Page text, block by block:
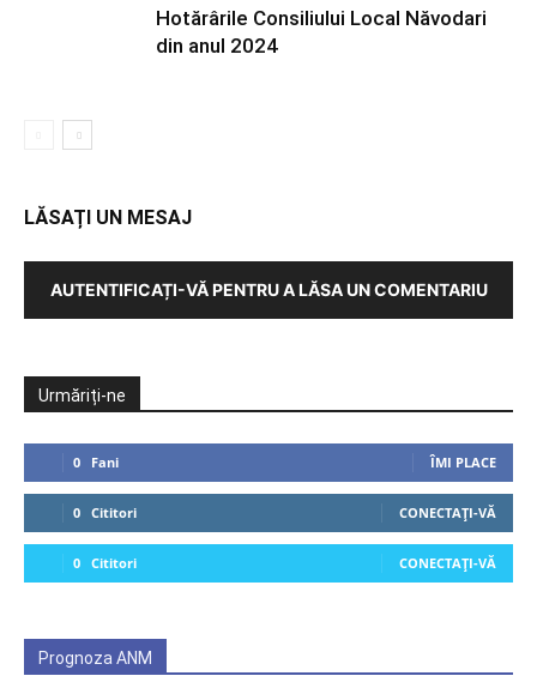
Hotărârile Consiliului Local Năvodari
din anul 2024
LĂSAȚI UN MESAJ
AUTENTIFICAȚI-VĂ PENTRU A LĂSA UN COMENTARIU
Urmăriți-ne
0 Fani ÎMI PLACE
0 Cititori CONECTAȚI-VĂ
0 Cititori CONECTAȚI-VĂ
Prognoza ANM